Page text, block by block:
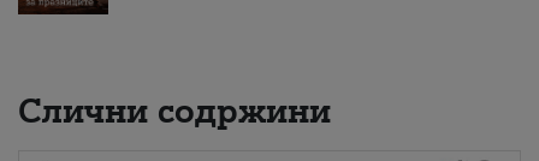
Слични содржини